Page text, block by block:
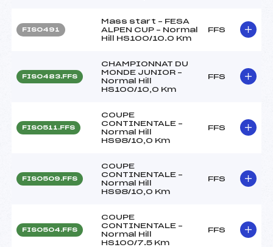
FIS0491
Mass start – FESA
ALPEN CUP – Normal
Hill HS100/10.0 Km
FFS
FIS0483.FFS
CHAMPIONNAT DU
MONDE JUNIOR –
Normal Hill
HS100/10,0 Km
FFS
FIS0511.FFS
COUPE
CONTINENTALE –
Normal Hill
HS98/10,0 Km
FFS
FIS0509.FFS
COUPE
CONTINENTALE –
Normal Hill
HS98/10,0 Km
FFS
FIS0504.FFS
COUPE
CONTINENTALE –
Normal Hill
HS100/7.5 Km
FFS